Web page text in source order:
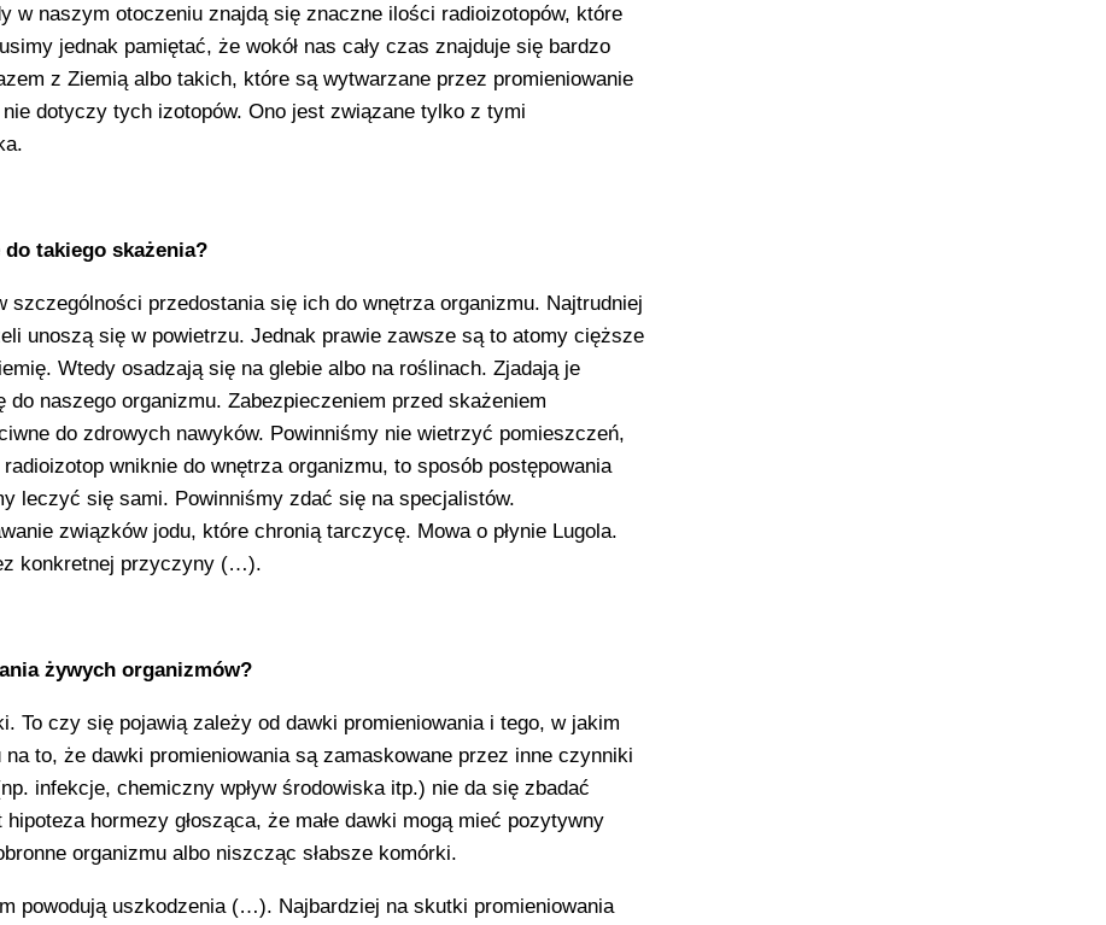
w naszym otoczeniu znajdą się znaczne ilości radioizotopów, które
jednak pamiętać, że wokół nas cały czas znajduje się bardzo
z Ziemią albo takich, które są wytwarzane przez promieniowanie
dotyczy tych izotopów. Ono jest związane tylko z tymi
takiego skażenia?
przedostania się ich do wnętrza organizmu. Najtrudniej
unoszą się w powietrzu. Jednak prawie zawsze są to atomy cięższe
Wtedy osadzają się na glebie albo na roślinach. Zjadają je
naszego organizmu. Zabezpieczeniem przed skażeniem
do zdrowych nawyków. Powinniśmy nie wietrzyć pomieszczeń,
wniknie do wnętrza organizmu, to sposób postępowania
leczyć się sami. Powinniśmy zdać się na specjalistów.
związków jodu, które chronią tarczycę. Mowa o płynie Lugola.
konkretnej przyczyny (…).
żywych organizmów?
To czy się pojawią zależy od dawki promieniowania i tego, w jakim
to, że dawki promieniowania są zamaskowane przez inne czynniki
infekcje, chemiczny wpływ środowiska itp.) nie da się zbadać
hormezy głosząca, że małe dawki mogą mieć pozytywny
organizmu albo niszcząc słabsze komórki.
powodują uszkodzenia (…). Najbardziej na skutki promieniowania